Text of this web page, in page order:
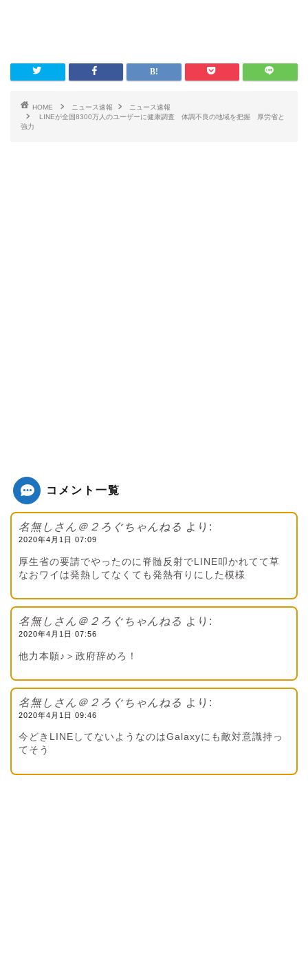
HOME ニュース速報
ニュース速報
LINEが全国8300万人のユーザーに健康調査 体調不良の地域を把握 厚労省と
強力
コメント一覧
名無しさん＠２ろぐちゃんねる より:
2020年4月1日 07:09
厚生省の要請でやったのに脊髄反射でLINE叩かれてて草
なおワイは発熱してなくても発熱有りにした模様
名無しさん＠２ろぐちゃんねる より:
2020年4月1日 07:56
他力本願♪＞政府辞めろ！
名無しさん＠２ろぐちゃんねる より:
2020年4月1日 09:46
今どきLINEしてないようなのはGalaxyにも敵対意識持っ
てそう